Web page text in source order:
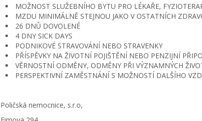
MOŽNOST SLUŽEBNÍHO BYTU PRO LÉKAŘE,
MZDU MINIMÁLNĚ STEJNOU JAKO V OSTATNÍCH
26 DNŮ DOVOLENÉ
4 DNY SICK DAYS
PODNIKOVÉ STRAVOVÁNÍ NEBO STRAVENKY
PŘÍSPĚVKY NA ŽIVOTNÍ POJIŠTĚNÍ NEBO PENZIJNÍ
VĚRNOSTNÍ ODMĚNY, ODMĚNY PŘI VÝZNAMNÝCH
PERSPEKTIVNÍ ZAMĚSTNÁNÍ S MOŽNOSTÍ DALŠÍHO
Poličská nemocnice, s.r.o,